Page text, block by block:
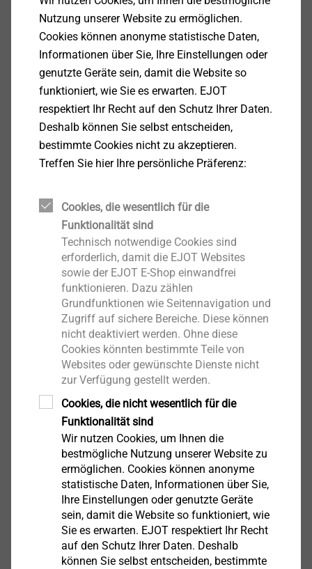
Befestigung von Zusatzprofilen, z.B.
Anschlussprofile, Übergangsprofile u.Ä.
Eigenschaften
Edelstahl A2
Aluminium optimierte Gewindegeometrie sorgt für
hohe Auszugsfestigkeiten
Linsenkopf mit Bohrspitze
Technische Daten
Bohrkapazität: bis 2,5 mm
Kopfdurchmesser: 10 mm
Gewindetyp: DG 50
Downloads
Product data sheet.pdf 186 KB
Bitte beachten Sie: Fertigungsartikel sind keine
dauerhaft lagernde Ware. Für individuelle
Lieferzeiten, Preise sowie Verfügbarkeiten
sprechen Sie uns bitte an.
PT Typ DG Bohrschraube 50x16
7381108300
Technische Details
Nutzung unserer Website zu ermöglichen.
Cookies können anonyme statistische Daten,
Informationen über Sie, Ihre Einstellungen oder
genutzte Geräte sein, damit die Website so
funktioniert, wie Sie es erwarten. EJOT
respektiert Ihr Recht auf den Schutz Ihrer Daten.
Deshalb können Sie selbst entscheiden,
bestimmte Cookies nicht zu akzeptieren.
Treffen Sie hier Ihre persönliche Präferenz:
Cookies, die wesentlich für die
Funktionalität sind
Technisch notwendige Cookies sind
erforderlich, damit die EJOT Websites
sowie der EJOT E-Shop einwandfrei
funktionieren. Dazu zählen
Grundfunktionen wie Seitennavigation und
Zugriff auf sichere Bereiche. Diese können
nicht deaktiviert werden. Ohne diese
Cookies könnten bestimmte Teile von
Websites oder gewünschte Dienste nicht
zur Verfügung gestellt werden.
Cookies, die nicht wesentlich für die
Funktionalität sind
Wir nutzen Cookies, um Ihnen die
bestmögliche Nutzung unserer Website zu
ermöglichen. Cookies können anonyme
statistische Daten, Informationen über Sie,
Ihre Einstellungen oder genutzte Geräte
sein, damit die Website so funktioniert, wie
Sie es erwarten. EJOT respektiert Ihr Recht
auf den Schutz Ihrer Daten. Deshalb
können Sie selbst entscheiden, bestimmte